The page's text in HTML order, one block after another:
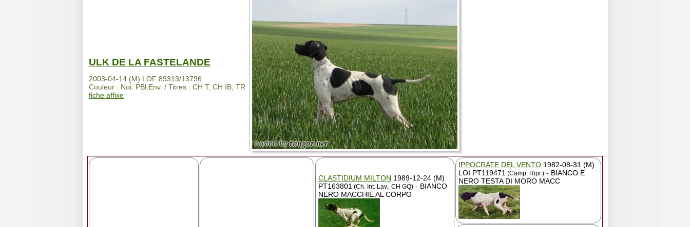
ULK DE LA FASTELANDE
2003-04-14 (M) LOF 89313/13796
Couleur : Noi. PBl.Env. / Titres : CH T, CH IB, TR
fiche affixe
CLASTIDIUM MILTON 1989-12-24 (M)
PT163801 (Ch. Int. Lav., CH GQ) - BIANCO
NERO MACCHIE AL CORPO
IPPOCRATE DEL VENTO 1982-08-31 (M)
LOI PT119471 (Camp. Ripr.) - BIANCO E
NERO TESTA DI MORO MACC